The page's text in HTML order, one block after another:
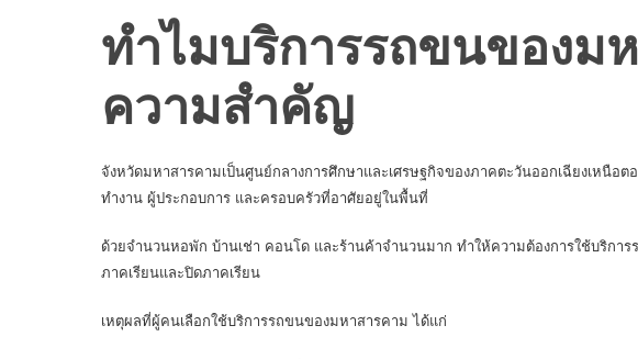
ทำไมบริการรถขนของม
ความสำคัญ
จังหวัดมหาสารคามเป็นศูนย์กลางการศึกษาและเศรษฐกิจของภาคตะวันออกเฉียงเหนื
ทำงาน ผู้ประกอบการ และครอบครัวที่อาศัยอยู่ในพื้นที่
ด้วยจำนวนหอพัก บ้านเช่า คอนโด และร้านค้าจำนวนมาก ทำให้ความต้องการใช้บริการ
ภาคเรียนและปิดภาคเรียน
เหตุผลที่ผู้คนเลือกใช้บริการรถขนของมหาสารคาม ได้แก่